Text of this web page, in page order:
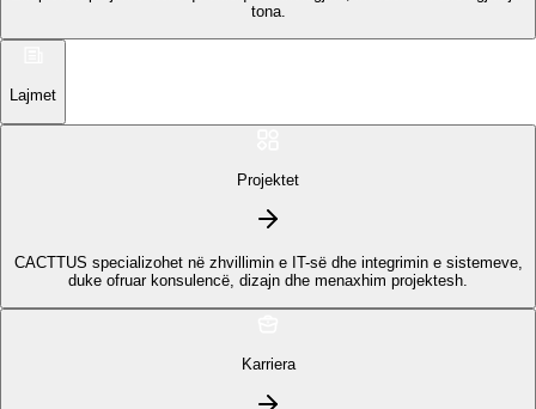
tona.
Lajmet
Projektet
CACTTUS specializohet në zhvillimin e IT-së dhe integrimin e sistemeve,
duke ofruar konsulencë, dizajn dhe menaxhim projektesh.
Karriera